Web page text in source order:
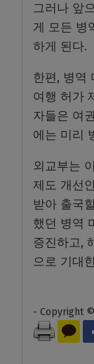
그러나 앞
게 모든 병
하게 된다.
한편, 병역
여행 허가
자들은 여
에는 미리
외교부는
제도 개선
받아 출국
했던 병역
증진하고,
으로 기대
- Copyright ©